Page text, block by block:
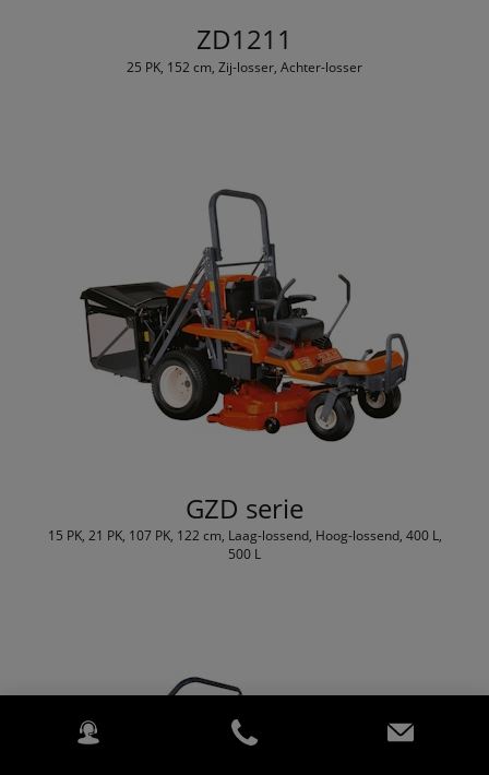
ZD1211
25 PK, 152 cm, Zij-losser, Achter-losser
GZD serie
15 PK, 21 PK, 107 PK, 122 cm, Laag-lossend, Hoog-lossend, 400 L,
500 L